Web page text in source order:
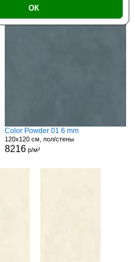
ОК
Color Powder 01 6 mm
120x120 см, пол/стены
8216р/м²